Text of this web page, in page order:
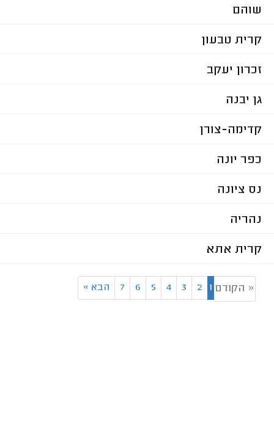
שוהם
קרית טבעון
זכרון יעקב
גן יבנה
קדימה-צורן
כפר יונה
נס ציונה
נהריה
קרית אתא
« הקודם 1
2
3
4
5
6
7 הבא »